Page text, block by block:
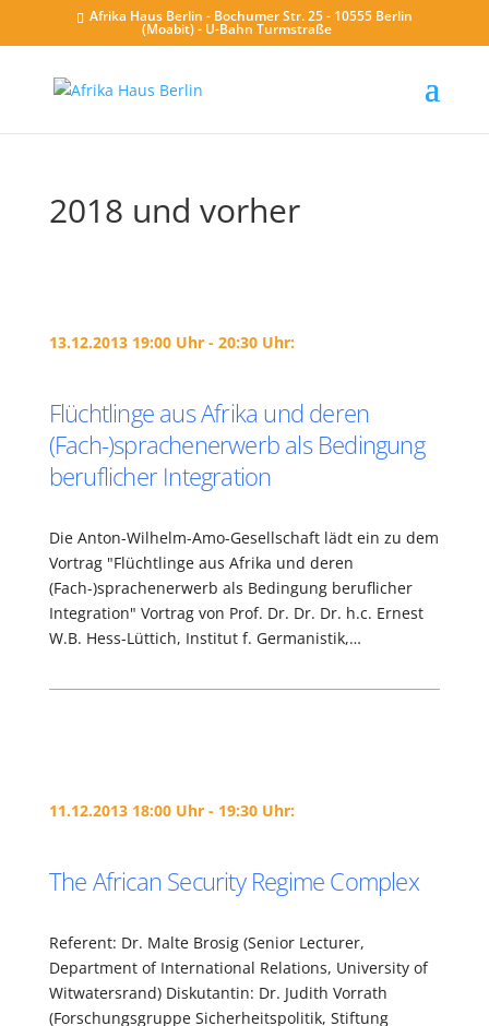
Afrika Haus Berlin - Bochumer Str. 25 - 10555 Berlin
(Moabit) - U-Bahn Turmstraße
2018 und vorher
13.12.2013 19:00 Uhr - 20:30 Uhr:
Flüchtlinge aus Afrika und deren
(Fach-)sprachenerwerb als Bedingung
beruflicher Integration
Die Anton-Wilhelm-Amo-Gesellschaft lädt ein zu dem
Vortrag "Flüchtlinge aus Afrika und deren
(Fach-)sprachenerwerb als Bedingung beruflicher
Integration" Vortrag von Prof. Dr. Dr. Dr. h.c. Ernest
W.B. Hess-Lüttich, Institut f. Germanistik,…
11.12.2013 18:00 Uhr - 19:30 Uhr:
The African Security Regime Complex
Referent: Dr. Malte Brosig (Senior Lecturer,
Department of International Relations, University of
Witwatersrand) Diskutantin: Dr. Judith Vorrath
(Forschungsgruppe Sicherheitspolitik, Stiftung